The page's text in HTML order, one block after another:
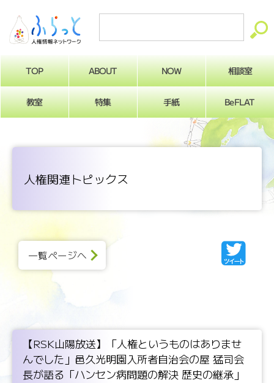
TOP ABOUT NOW 相談室
教室 特集 手紙 BeFLAT
人権関連トピックス
一覧ページへ
【RSK山陽放送】「人権というものはありませ
んでした」邑久光明園入所者自治会の屋 猛司会
長が語る「ハンセン病問題の解決 歴史の継承」